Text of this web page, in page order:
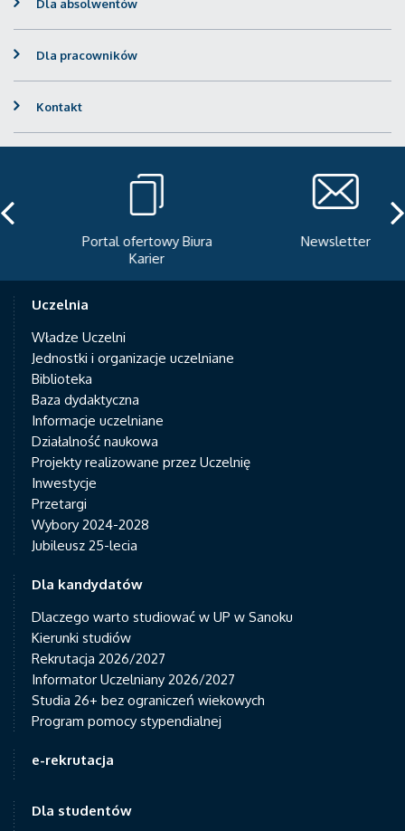
Dla absolwentów
Dla pracowników
Kontakt
Portal ofertowy Biura
Newsletter
Uczelnia
Władze Uczelni
Jednostki i organizacje uczelniane
Biblioteka
Baza dydaktyczna
Informacje uczelniane
Działalność naukowa
Projekty realizowane przez Uczelnię
Inwestycje
Przetargi
Wybory 2024-2028
Jubileusz 25-lecia
Dla kandydatów
Dlaczego warto studiować w UP w Sanoku
Kierunki studiów
Rekrutacja 2026/2027
Informator Uczelniany 2026/2027
Studia 26+ bez ograniczeń wiekowych
Program pomocy stypendialnej
e-rekrutacja
Dla studentów